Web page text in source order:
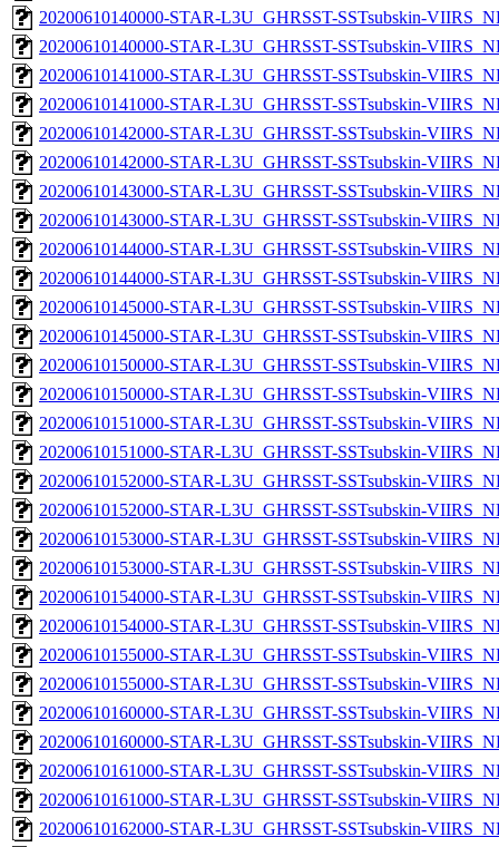
20200610140000-STAR-L3U_GHRSST-SSTsubskin-
20200610140000-STAR-L3U_GHRSST-SSTsubskin-
20200610141000-STAR-L3U_GHRSST-SSTsubskin-
20200610141000-STAR-L3U_GHRSST-SSTsubskin-
20200610142000-STAR-L3U_GHRSST-SSTsubskin-
20200610142000-STAR-L3U_GHRSST-SSTsubskin-
20200610143000-STAR-L3U_GHRSST-SSTsubskin-
20200610143000-STAR-L3U_GHRSST-SSTsubskin-
20200610144000-STAR-L3U_GHRSST-SSTsubskin-
20200610144000-STAR-L3U_GHRSST-SSTsubskin-
20200610145000-STAR-L3U_GHRSST-SSTsubskin-
20200610145000-STAR-L3U_GHRSST-SSTsubskin-
20200610150000-STAR-L3U_GHRSST-SSTsubskin-
20200610150000-STAR-L3U_GHRSST-SSTsubskin-
20200610151000-STAR-L3U_GHRSST-SSTsubskin-
20200610151000-STAR-L3U_GHRSST-SSTsubskin-
20200610152000-STAR-L3U_GHRSST-SSTsubskin-
20200610152000-STAR-L3U_GHRSST-SSTsubskin-
20200610153000-STAR-L3U_GHRSST-SSTsubskin-
20200610153000-STAR-L3U_GHRSST-SSTsubskin-
20200610154000-STAR-L3U_GHRSST-SSTsubskin-
20200610154000-STAR-L3U_GHRSST-SSTsubskin-
20200610155000-STAR-L3U_GHRSST-SSTsubskin-
20200610155000-STAR-L3U_GHRSST-SSTsubskin-
20200610160000-STAR-L3U_GHRSST-SSTsubskin-
20200610160000-STAR-L3U_GHRSST-SSTsubskin-
20200610161000-STAR-L3U_GHRSST-SSTsubskin-
20200610161000-STAR-L3U_GHRSST-SSTsubskin-
20200610162000-STAR-L3U_GHRSST-SSTsubskin-